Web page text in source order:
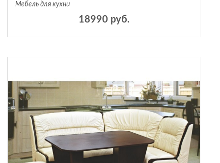
Мебель для кухни
18990 руб.